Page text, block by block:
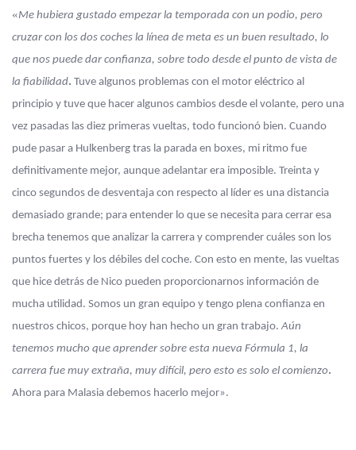
«Me hubiera gustado empezar la temporada con un podio, pero
cruzar con los dos coches la línea de meta es un buen resultado, lo
que nos puede dar confianza, sobre todo desde el punto de vista de
la fiabilidad. Tuve algunos problemas con el motor eléctrico al
principio y tuve que hacer algunos cambios desde el volante, pero una
vez pasadas las diez primeras vueltas, todo funcionó bien. Cuando
pude pasar a Hulkenberg tras la parada en boxes, mi ritmo fue
definitivamente mejor, aunque adelantar era imposible. Treinta y
cinco segundos de desventaja con respecto al líder es una distancia
demasiado grande; para entender lo que se necesita para cerrar esa
brecha tenemos que analizar la carrera y comprender cuáles son los
puntos fuertes y los débiles del coche. Con esto en mente, las vueltas
que hice detrás de Nico pueden proporcionarnos información de
mucha utilidad. Somos un gran equipo y tengo plena confianza en
nuestros chicos, porque hoy han hecho un gran trabajo.Aún
tenemos mucho que aprender sobre esta nueva Fórmula 1, la
carrera fue muy extraña, muy difícil, pero esto es solo el comienzo.
Ahora para Malasia debemos hacerlo mejor».